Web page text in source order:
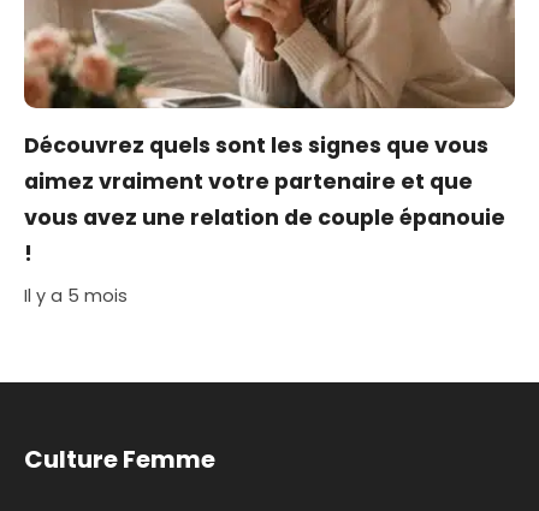
Découvrez quels sont les signes que vous
aimez vraiment votre partenaire et que
vous avez une relation de couple épanouie
!
Il y a 5 mois
Culture Femme